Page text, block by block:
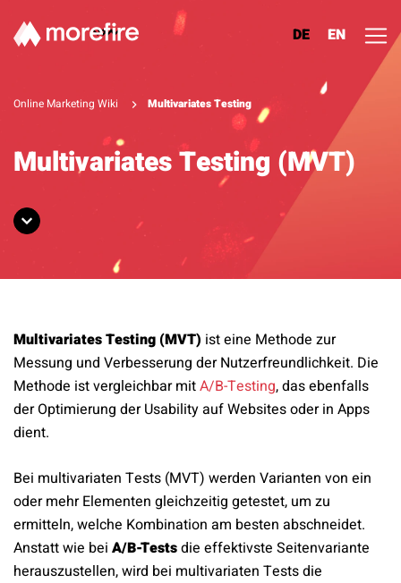
DE EN
Lösungen
Referenzen
Kontakt
Online Marketing Wiki Multivariates Testing
Multivariates Testing (MVT)
Multivariates Testing (MVT) ist eine Methode zur
Messung und Verbesserung der Nutzerfreundlichkeit. Die
Methode ist vergleichbar mitA/B-Testing, das ebenfalls
der Optimierung derUsabilityauf Websites oder in Apps
dient.
Bei multivariaten Tests (MVT) werden Varianten von ein
oder mehr Elementen gleichzeitig getestet, um zu
ermitteln, welche Kombination am besten abschneidet.
Anstatt wie bei A/B-Testsdie effektivste Seitenvariante
herauszustellen, wird bei multivariaten Tests die